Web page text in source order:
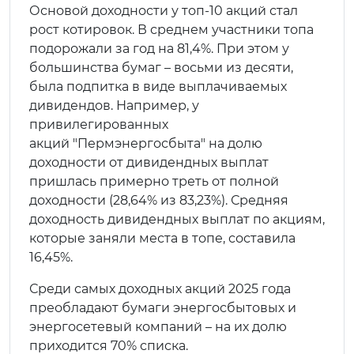
Основой доходности у топ-10 акций стал
рост котировок. В среднем участники топа
подорожали за год на 81,4%. При этом у
большинства бумаг – восьми из десяти,
была подпитка в виде выплачиваемых
дивидендов. Например, у
привилегированных
акций "Пермэнергосбыта" на долю
доходности от дивидендных выплат
пришлась примерно треть от полной
доходности (28,64% из 83,23%). Средняя
доходность дивидендных выплат по акциям,
которые заняли места в топе, составила
16,45%.
Среди самых доходных акций 2025 года
преобладают бумаги энергосбытовых и
энергосетевый компаний – на их долю
приходится 70% списка.